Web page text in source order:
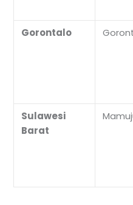
Gorontalo
Sulawesi
Barat